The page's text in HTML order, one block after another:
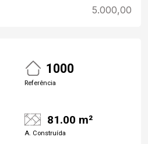
5.000,00
1000
Referência
81.00 m²
A. Construída